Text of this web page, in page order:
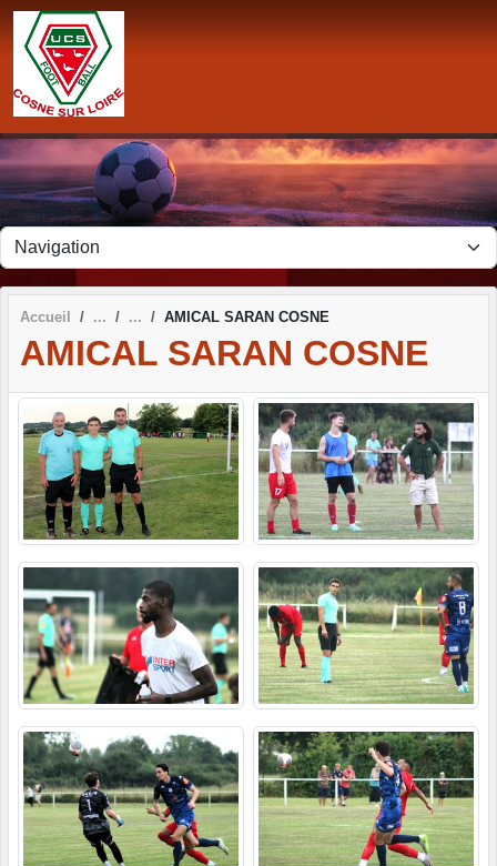
Accueil AMICAL SARAN COSNE
AMICAL SARAN COSNE
Panneau de gestion des cookies